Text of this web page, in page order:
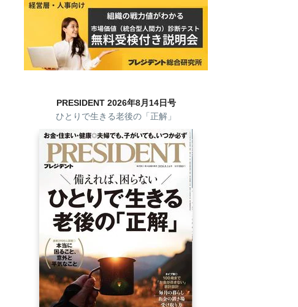
PRESIDENT 2026年8月14日号
ひとりで生きる老後の「正解」